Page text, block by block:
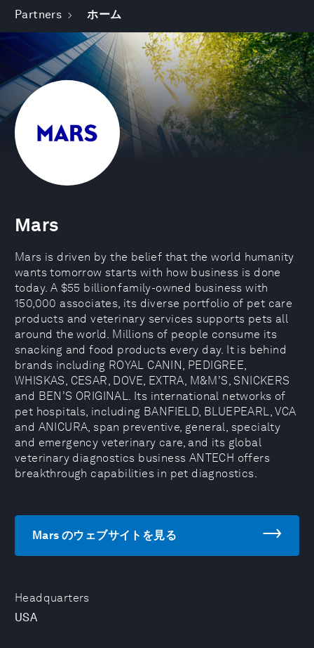
Partners ホーム
Headquarters
USA
Mars
Mars is driven by the belief that the world humanity
wants tomorrow starts with how business is done
today. A $55 billion family-owned business with
150,000 associates, its diverse portfolio of pet care
products and veterinary services supports pets all
around the world. Millions of people consume its
snacking and food products every day. It is behind
brands including ROYAL CANIN, PEDIGREE,
WHISKAS, CESAR, DOVE, EXTRA, M&M’S, SNICKERS
and BEN’S ORIGINAL. Its international networks of
pet hospitals, including BANFIELD, BLUEPEARL, VCA
and ANICURA, span preventive, general, specialty
and emergency veterinary care, and its global
veterinary diagnostics business ANTECH offers
breakthrough capabilities in pet diagnostics.
Mars のウェブサイトを見る